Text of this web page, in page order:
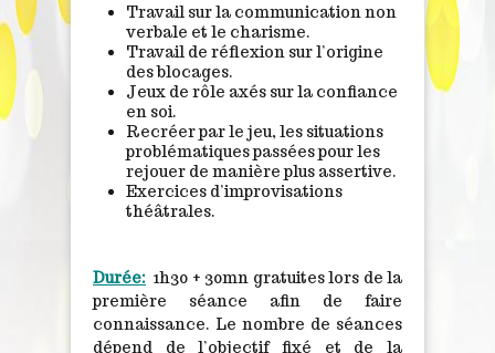
Travail sur la communication non
verbale et le charisme.
Travail de réflexion sur l’origine
des blocages.
Jeux de rôle axés sur la confiance
en soi.
Recréer par le jeu, les situations
problématiques passées pour les
rejouer de manière plus assertive.
Exercices d’improvisations
théâtrales.
Durée: 1h30 + 30mn gratuites lors de la
première séance afin de faire
connaissance. Le nombre de séances
dépend de l’objectif fixé et de la